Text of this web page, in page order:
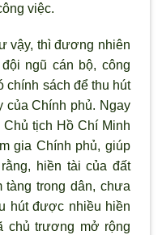
việc.
vậy, thì đương nhiên
ngũ cán bộ, công
chính sách để thu hút
của Chính phủ. Ngay
tịch Hồ Chí Minh
gia Chính phủ, giúp
hiền tài của đất
tàng trong dân, chưa
hút được nhiều hiền
chủ trương mở rộng